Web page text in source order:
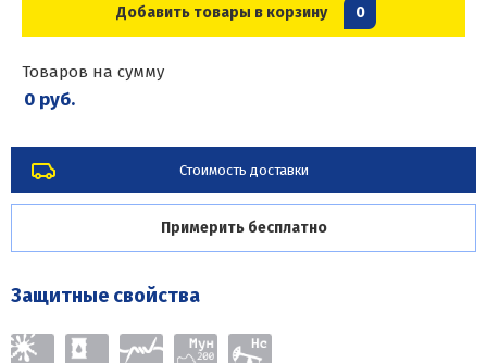
Добавить товары в корзину 0
Товаров на сумму
0 руб.
Стоимость доставки
Примерить бесплатно
Защитные свойства